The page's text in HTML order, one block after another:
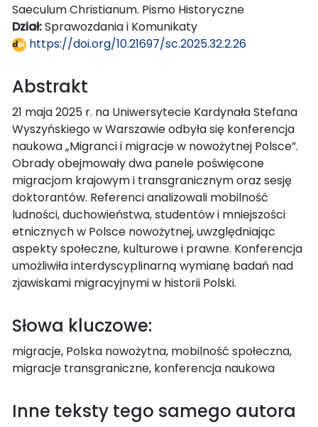
Saeculum Christianum. Pismo Historyczne
Dział:Sprawozdania i Komunikaty
https://doi.org/10.21697/sc.2025.32.2.26
Abstrakt
21 maja 2025 r. na Uniwersytecie Kardynała Stefana
Wyszyńskiego w Warszawie odbyła się konferencja
naukowa „Migranci i migracje w nowożytnej Polsce”.
Obrady obejmowały dwa panele poświęcone
migracjom krajowym i transgranicznym oraz sesję
doktorantów. Referenci analizowali mobilność
ludności, duchowieństwa, studentów i mniejszości
etnicznych w Polsce nowożytnej, uwzględniając
aspekty społeczne, kulturowe i prawne. Konferencja
umożliwiła interdyscyplinarną wymianę badań nad
zjawiskami migracyjnymi w historii Polski.
Słowa kluczowe:
migracje, Polska nowożytna, mobilność społeczna,
migracje transgraniczne, konferencja naukowa
Inne teksty tego samego autora